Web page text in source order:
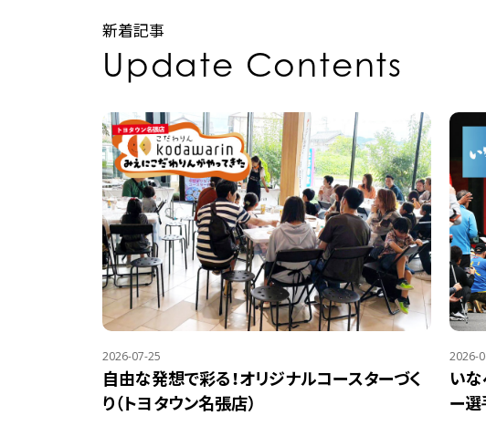
新着記事
Update Contents
2026-07-25
自由な発想で彩る！オリジナルコースターづく
り（トヨタウン名張店）
2026-
いな
ー選